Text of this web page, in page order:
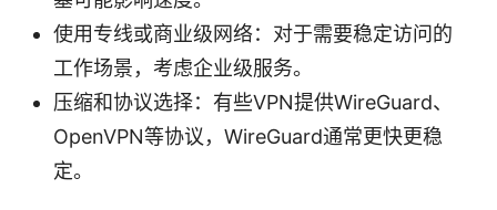
使用专线或商业级网络：对于需要稳定访问的
工作场景，考虑企业级服务。
压缩和协议选择：有些VPN提供WireGuard、
OpenVPN等协议，WireGuard通常更快更稳
定。